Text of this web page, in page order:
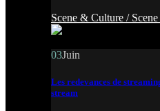
Scene & Culture /
03Juin
Les redevances de
stream